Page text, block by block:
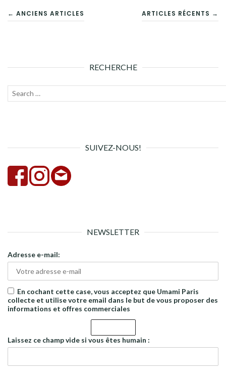
NAVIGATION
← ANCIENS ARTICLES ARTICLES RÉCENTS →
RECHERCHE
Recherche
SUIVEZ-NOUS!
NEWSLETTER
Adresse e-mail:
En cochant cette case, vous acceptez que Umami Paris
collecte et utilise votre email dans le but de vous proposer des
informations et offres commerciales
Laissez ce champ vide si vous êtes humain :